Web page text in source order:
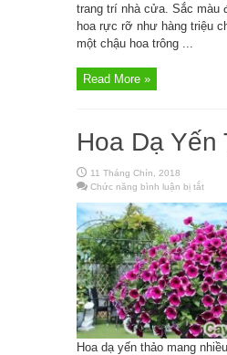
trang trí nhà cửa. Sắc màu
hoa rực rỡ như hàng triệu
một chậu hoa trông ...
Read More »
Hoa Dạ Yến
11 Tháng Chín, 2018
Chức năng bình luận bị tắt
Dạ
Yến
Thảo
Hoa dạ yến thảo mang